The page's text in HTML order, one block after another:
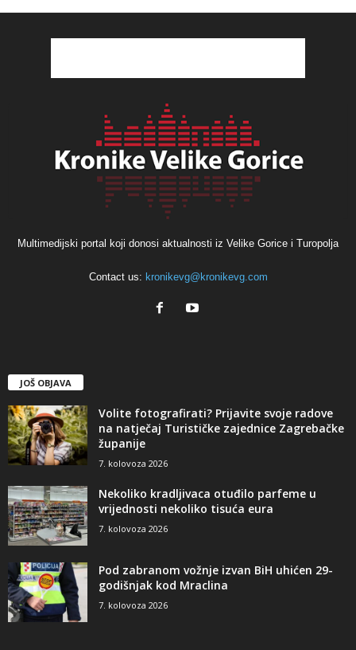
Multimedijski portal koji donosi aktualnosti iz Velike Gorice i Turopolja
Contact us: kronikevg@kronikevg.com
JOŠ OBJAVA
Volite fotografirati? Prijavite svoje radove
na natječaj Turističke zajednice Zagrebačke
županije
7. kolovoza 2026
Nekoliko kradljivaca otuđilo parfeme u
vrijednosti nekoliko tisuća eura
7. kolovoza 2026
Pod zabranom vožnje izvan BiH uhićen 29-
godišnjak kod Mraclina
7. kolovoza 2026